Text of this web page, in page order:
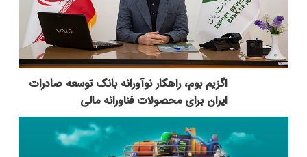
اگزیم بوم، راهکار نوآورانه بانک توسعه صادرات
ایران برای محصولات فناورانه مالی